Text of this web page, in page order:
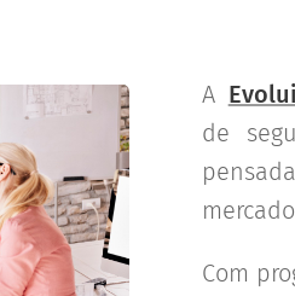
A
de
Com